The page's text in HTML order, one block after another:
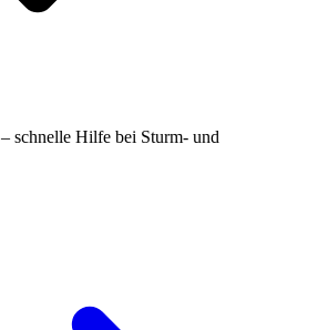
– schnelle Hilfe bei Sturm- und